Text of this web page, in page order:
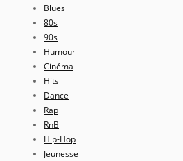
Blues
80s
90s
Humour
Cinéma
Hits
Dance
Rap
RnB
Hip-Hop
Jeunesse